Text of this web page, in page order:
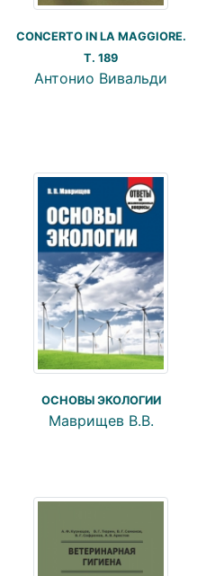
CONCERTO IN LA MAGGIORE.
T. 189
Антонио Вивальди
ОСНОВЫ ЭКОЛОГИИ
Маврищев В.В.